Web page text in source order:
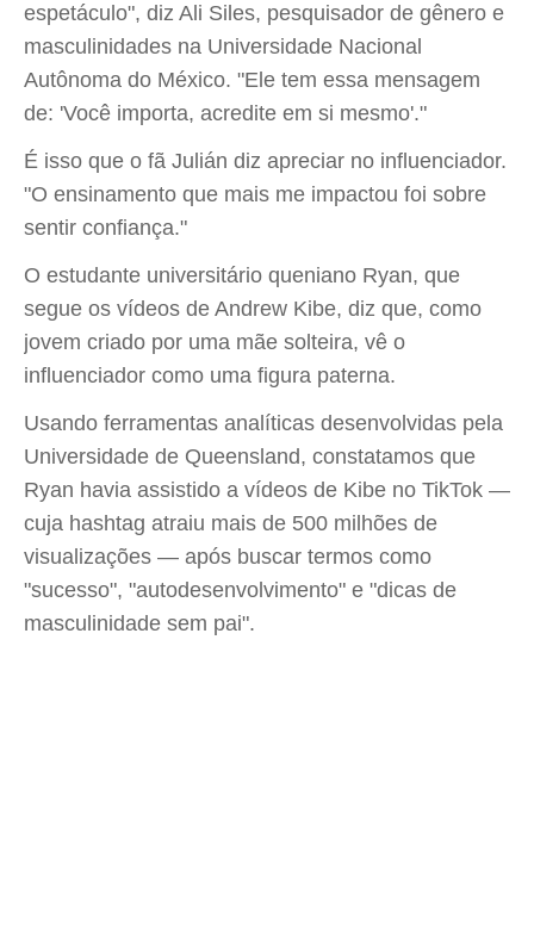
espetáculo", diz Ali Siles, pesquisador de gênero e
masculinidades na Universidade Nacional
Autônoma do México. "Ele tem essa mensagem
de: 'Você importa, acredite em si mesmo'."
É isso que o fã Julián diz apreciar no influenciador.
"O ensinamento que mais me impactou foi sobre
sentir confiança."
O estudante universitário queniano Ryan, que
segue os vídeos de Andrew Kibe, diz que, como
jovem criado por uma mãe solteira, vê o
influenciador como uma figura paterna.
Usando ferramentas analíticas desenvolvidas pela
Universidade de Queensland, constatamos que
Ryan havia assistido a vídeos de Kibe no TikTok —
cuja hashtag atraiu mais de 500 milhões de
visualizações — após buscar termos como
"sucesso", "autodesenvolvimento" e "dicas de
masculinidade sem pai".